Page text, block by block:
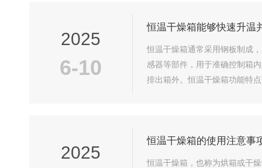
2025
6-10
恒温干燥箱能够快速升温
恒温干燥箱通常采用钢板制成
感器等部件，用于准确控制箱
排出箱外。恒温干燥箱功能特
2025
恒温干燥箱的使用注意事
恒温干燥箱，也称为烘箱或干